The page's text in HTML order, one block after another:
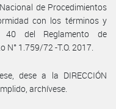
de Procedimientos
con los términos y
40 del Reglamento de
1.759/72 -T.O. 2017.
dese a la DIRECCIÓN
archívese.